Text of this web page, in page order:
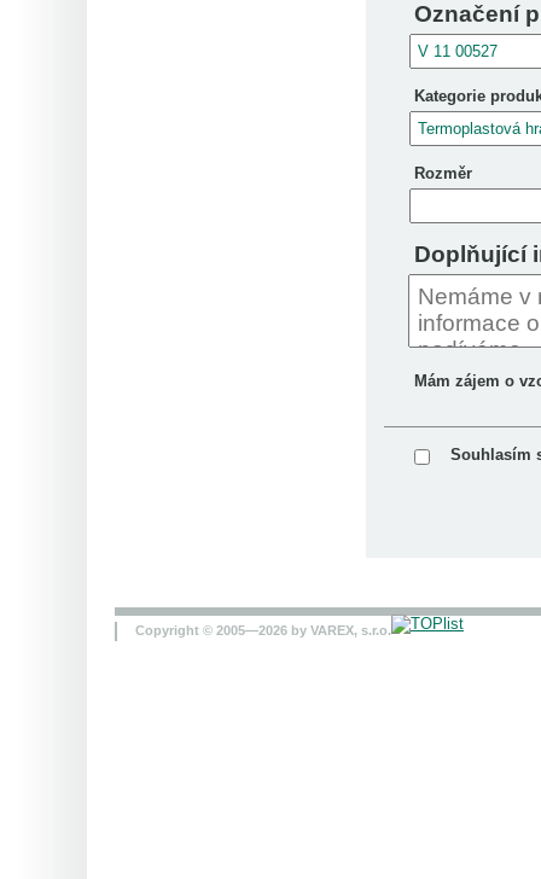
Označení
Kategorie
Rozměr
Doplňující
Mám zájem o
Souhlasím
Copyright © 2005—2026 by VAREX, s.r.o.